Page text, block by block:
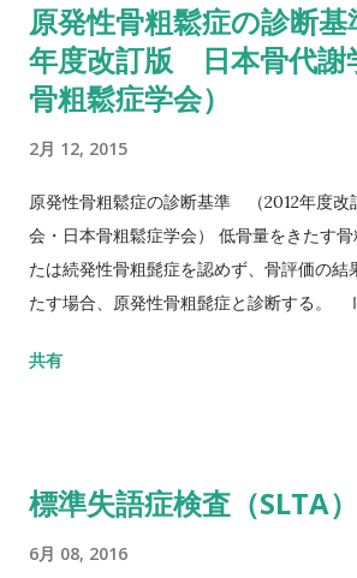
詳しい評価方法はこちら記事を参照して下
アンドゴーテスト TUG:Timed Up & Go
方法 助走路（各3m）を含めた約16m（直線
測する。 カットオフ 24.6秒：屋内歩行 11.6
い評価方法はこちら記事を参照して下さい
スト(10MWT)
原発性骨粗鬆症の診断
年度改訂版 日本骨代謝
骨粗鬆症学会）
2月 12, 2015
原発性骨粗鬆症の診断基準 （2012年度
会・日本骨粗鬆症学会） 低骨量をきたす
たは続発性骨粗髭症を認めず、骨評価の結
たす場合、原発性骨粗髭症と診断する。
の脆弱性骨折（注3）があり、骨密度（注
性骨折、軽微な外力とは、立った姿勢から
共有
標準失語症検査（SLTA）
6月 08, 2016